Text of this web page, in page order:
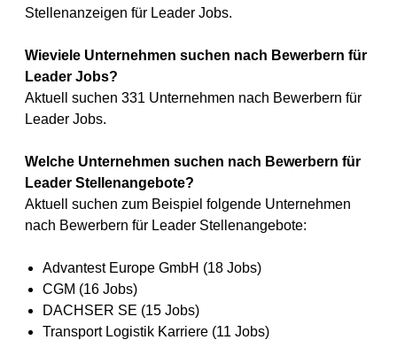
Stellenanzeigen für Leader Jobs.
Wieviele Unternehmen suchen nach Bewerbern für
Leader Jobs?
Aktuell suchen 331 Unternehmen nach Bewerbern für
Leader Jobs.
Welche Unternehmen suchen nach Bewerbern für
Leader Stellenangebote?
Aktuell suchen zum Beispiel folgende Unternehmen
nach Bewerbern für Leader Stellenangebote:
Advantest Europe GmbH (18 Jobs)
CGM (16 Jobs)
DACHSER SE (15 Jobs)
Transport Logistik Karriere (11 Jobs)